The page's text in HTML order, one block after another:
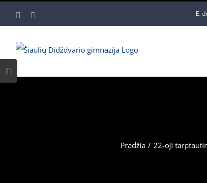
Facebook E.
Pradžia / 22-oji
Toggle
Sliding